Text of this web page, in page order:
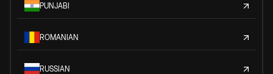
PUNJABI
ROMANIAN
RUSSIAN